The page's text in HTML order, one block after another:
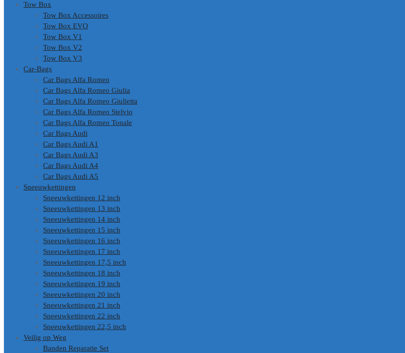
Tow Box
Tow Box Accessoires
Tow Box EVO
Tow Box V1
Tow Box V2
Tow Box V3
Car-Bags
Car Bags Alfa Romeo
Car Bags Alfa Romeo Giulia
Car Bags Alfa Romeo Giulietta
Car Bags Alfa Romeo Stelvio
Car Bags Alfa Romeo Tonale
Car Bags Audi
Car Bags Audi A1
Car Bags Audi A3
Car Bags Audi A4
Car Bags Audi A5
Sneeuwkettingen
Sneeuwkettingen 12 inch
Sneeuwkettingen 13 inch
Sneeuwkettingen 14 inch
Sneeuwkettingen 15 inch
Sneeuwkettingen 16 inch
Sneeuwkettingen 17 inch
Sneeuwkettingen 17,5 inch
Sneeuwkettingen 18 inch
Sneeuwkettingen 19 inch
Sneeuwkettingen 20 inch
Sneeuwkettingen 21 inch
Sneeuwkettingen 22 inch
Sneeuwkettingen 22,5 inch
Veilig op Weg
Banden Reparatie Set